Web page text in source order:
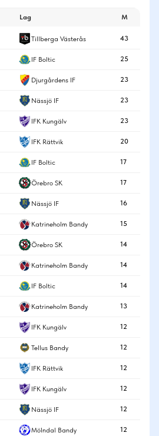
Lag M
Tillberga Västerås 43
IF Boltic 25
Djurgårdens IF 23
Nässjö IF 23
IFK Kungälv 23
IFK Rättvik 20
IF Boltic 17
Örebro SK 17
Nässjö IF 16
Katrineholm Bandy 15
Örebro SK 14
Katrineholm Bandy 14
IF Boltic 14
Katrineholm Bandy 13
IFK Kungälv 12
Tellus Bandy 12
IFK Rättvik 12
IFK Kungälv 12
Nässjö IF 12
Mölndal Bandy 12